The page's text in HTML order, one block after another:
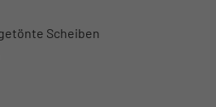
Scheiben